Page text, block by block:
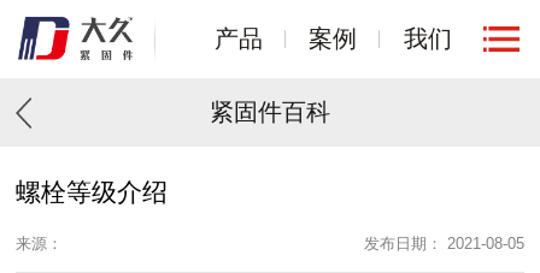
产品 案例 我们
紧固件百科
螺栓等级介绍
来源： 发布日期： 2021-08-05